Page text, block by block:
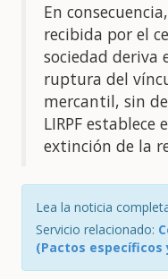
En
recibida por el
sociedad deriva
ruptura del
mercantil, sin
LIRPF establece
extinción de la
Lea la noticia
Servicio relacionado:
(Pactos